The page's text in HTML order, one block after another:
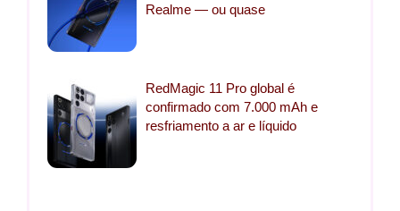
Realme — ou quase
RedMagic 11 Pro global é
confirmado com 7.000 mAh e
resfriamento a ar e líquido